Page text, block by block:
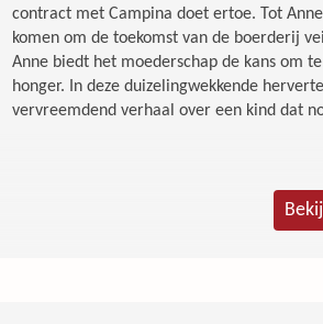
contract met Campina doet ertoe. Tot
komen om de toekomst van de boerderij
Anne biedt het moederschap de kans om
honger. In deze duizelingwekkende
vervreemdend verhaal over een kind dat